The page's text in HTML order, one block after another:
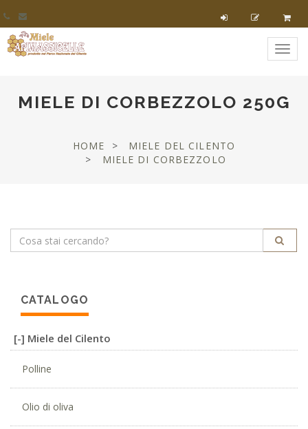
MIELE DI CORBEZZOLO 250G
HOME
MIELE DEL CILENTO
MIELE DI CORBEZZOLO
CATALOGO
Miele del Cilento
Polline
Olio di oliva